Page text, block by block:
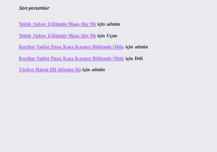
Son yorumlar
Yedek Subay Eğitimde Maaş Alır Mı için admin
Yedek Subay Eğitimde Maaş Alır Mı için Uçan
Kurtlar Vadisi Pusu Kara Kaçıncı Bölümde Öldü için admin
Kurtlar Vadisi Pusu Kara Kaçıncı Bölümde Öldü için Deli
Türkçe Hangi Dil Ailesine Aitiçin admin